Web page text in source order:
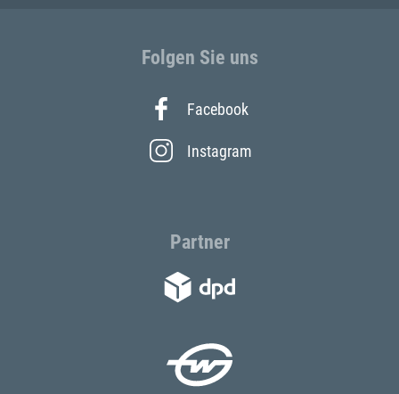
Folgen Sie uns
Facebook
Instagram
Partner